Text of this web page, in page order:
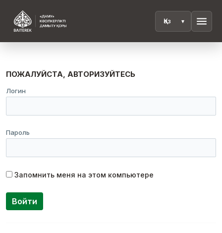
menu
ПОЖАЛУЙСТА, АВТОРИЗУЙТЕСЬ
Логин
Пароль
Запомнить меня на этом компьютере